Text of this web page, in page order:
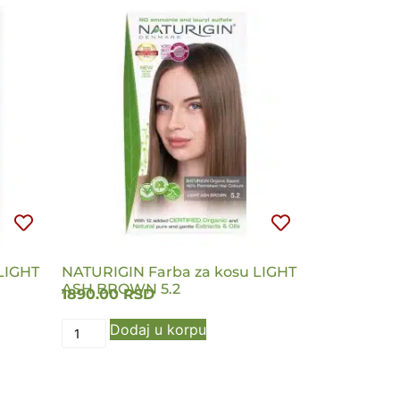
NATURIGIN Farba za kosu LIGHT
ASH BROWN 5.2
1890.00RSD
Dodaj u korpu